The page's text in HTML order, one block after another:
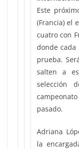
Este
(Francia) el
cuatro con
donde
prueba.
salten a
selección
pasado.
Adriana
la